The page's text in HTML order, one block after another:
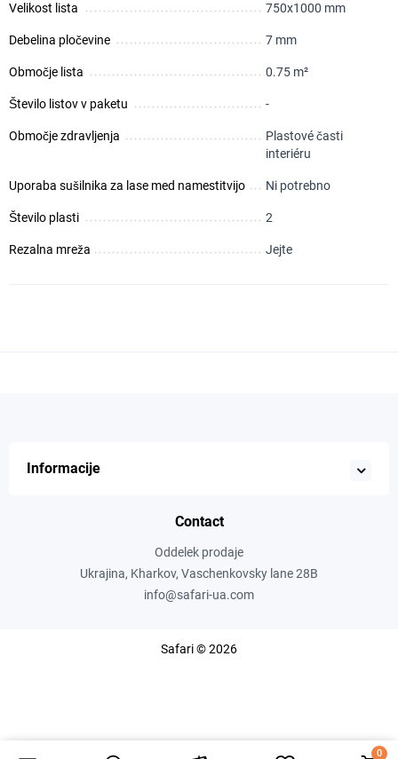
0
Velikost lista 750х1000 mm
Debelina pločevine 7 mm
Območje lista 0.75 m²
Število listov v paketu -
Območje zdravljenja
Plastové časti
interiéru
Uporaba sušilnika za lase med namestitvijo Ni potrebno
Število plasti 2
Rezalna mreža Jejte
Informacije
Contact
Oddelek prodaje
Ukrajina, Kharkov, Vaschenkovsky lane 28B
info@safari-ua.com
Safari © 2026